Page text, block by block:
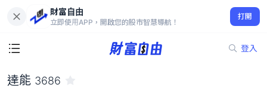
財富自由
立即使用APP，開啟您的股市智慧導航！
打開
登入
14.70
-1.01%
達能 3686